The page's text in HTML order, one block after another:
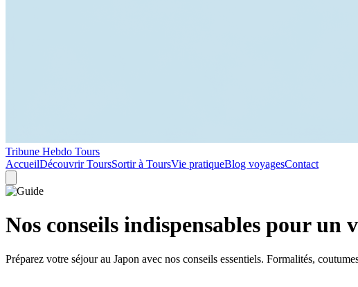
Tribune Hebdo Tours
AccueilDécouvrir ToursSortir à ToursVie pratiqueBlog voyagesContact
Nos conseils indispensables pour un
Préparez votre séjour au Japon avec nos conseils essentiels. Formalités,